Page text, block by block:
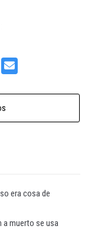
era cosa de
muerto se usa